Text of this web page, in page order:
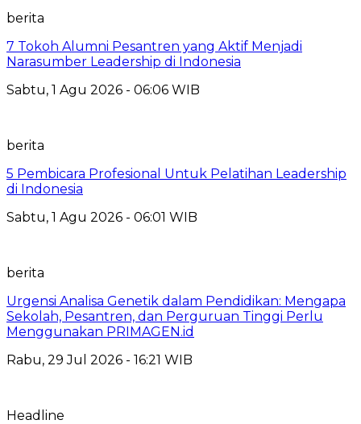
berita
7 Tokoh Alumni Pesantren yang Aktif Menjadi
Narasumber Leadership di Indonesia
Sabtu, 1 Agu 2026 - 06:06 WIB
berita
5 Pembicara Profesional Untuk Pelatihan Leadership
di Indonesia
Sabtu, 1 Agu 2026 - 06:01 WIB
berita
Urgensi Analisa Genetik dalam Pendidikan: Mengapa
Sekolah, Pesantren, dan Perguruan Tinggi Perlu
Menggunakan PRIMAGEN.id
Rabu, 29 Jul 2026 - 16:21 WIB
Headline